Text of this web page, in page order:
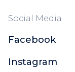
Social Media
Facebook
Instagram